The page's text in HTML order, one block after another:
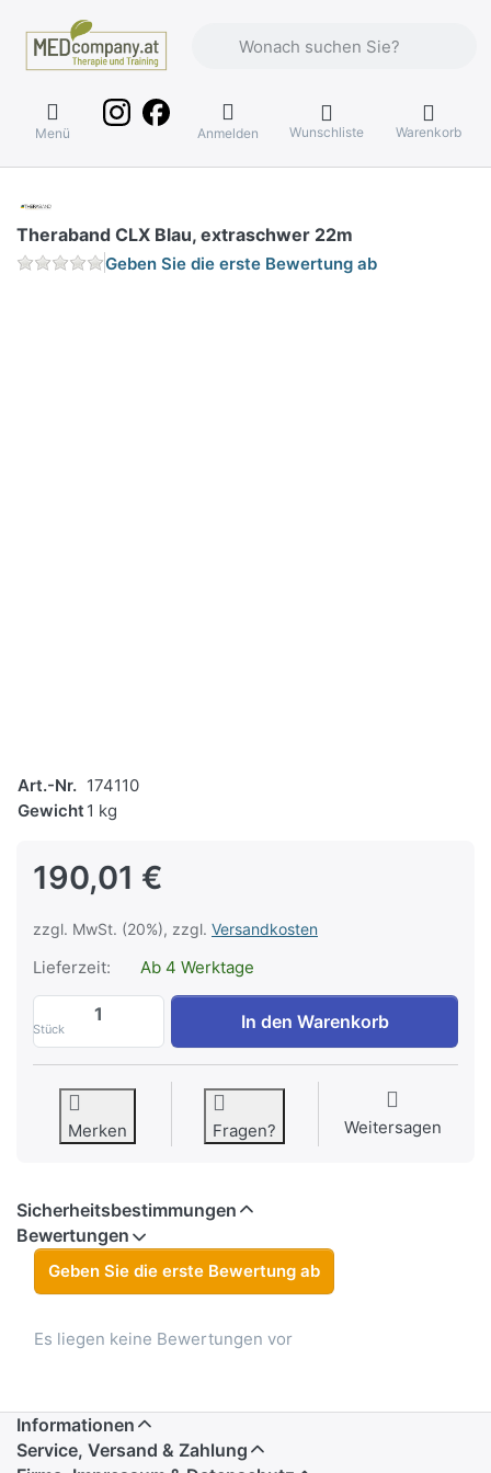
Menü Anmelden Wunschliste Warenkorb
Theraband CLX Blau, extraschwer 22m
Geben Sie die erste Bewertung ab
Art.-Nr. 174110
Gewicht 1 kg
190,01 €
zzgl. MwSt. (20%), zzgl. Versandkosten
Lieferzeit: Ab 4 Werktage
Stück
Theraband CLX Blau, extraschwer 22m
In den Warenkorb
Merken Fragen? Weitersagen
Sicherheitsbestimmungen
Bewertungen
Geben Sie die erste Bewertung ab
Es liegen keine Bewertungen vor
Informationen
Service, Versand & Zahlung